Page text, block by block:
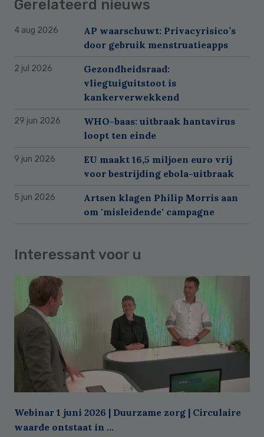
Gerelateerd nieuws
4 aug 2026
AP waarschuwt: Privacyrisico’s
door gebruik menstruatieapps
2 jul 2026
Gezondheidsraad:
vliegtuiguitstoot is
kankerverwekkend
29 jun 2026
WHO-baas: uitbraak hantavirus
loopt ten einde
9 jun 2026
EU maakt 16,5 miljoen euro vrij
voor bestrijding ebola-uitbraak
5 jun 2026
Artsen klagen Philip Morris aan
om 'misleidende' campagne
Interessant voor u
Webinar 1 juni 2026 | Duurzame zorg | Circulaire
waarde ontstaat in ...